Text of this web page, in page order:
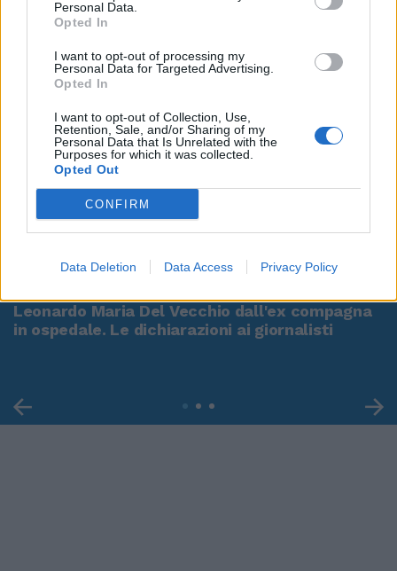
Personal Data.
Opted In
I want to opt-out of processing my
Personal Data for Targeted Advertising.
Opted In
I want to opt-out of Collection, Use,
Retention, Sale, and/or Sharing of my
Personal Data that Is Unrelated with the
Purposes for which it was collected.
Opted Out
CONFIRM
Data Deletion Data Access Privacy Policy
00:00 01:16
Leonardo Maria Del Vecchio dall'ex compagna
in ospedale. Le dichiarazioni ai giornalisti